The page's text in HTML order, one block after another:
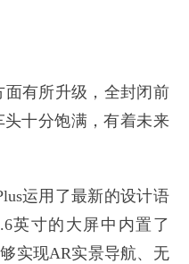
有所升级，全封闭前
十分饱满，有着未来
运用了最新的设计语
英寸的大屏中内置了
实现AR实景导航、无